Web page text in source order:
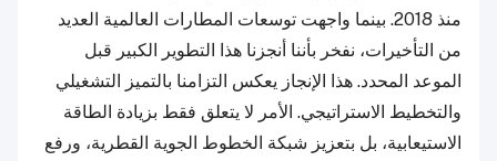
منذ 2018. بينما واجهت توسعات المطارات العالمية العديد
من التأخيرات، نفخر بأننا أنجزنا هذا التطوير الكبير قبل
الموعد المحدد. هذا الإنجاز يعكس التزامنا بالتميز التشغيلي
والتخطيط الاستراتيجي. الأمر لا يتعلق فقط بزيادة الطاقة
الاستيعابية، بل بتعزيز شبكة الخطوط الجوية القطرية، ورفع